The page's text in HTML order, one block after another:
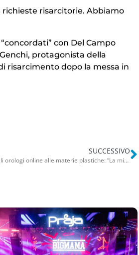
risarcitorie. Abbiamo
con Del Campo
protagonista della
risarcimento dopo la messa in
SUCCESSIVO
L’altro Rocco (2), da Re degli orologi online alle materie plastiche: “La mia Porsche è sudata”